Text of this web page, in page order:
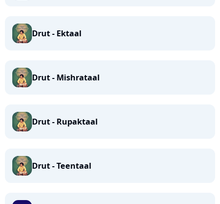
Drut - Ektaal
Drut - Mishrataal
Drut - Rupaktaal
Drut - Teentaal